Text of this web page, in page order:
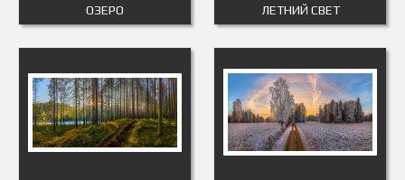
ОЗЕРО ЛЕТНИЙ СВЕТ